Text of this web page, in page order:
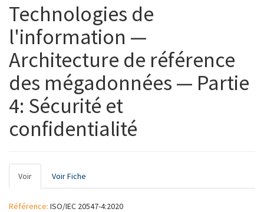
Technologies de
l'information —
Architecture de référence
des mégadonnées — Partie
4: Sécurité et
confidentialité
Onglets
principaux
Voir (onglet
actif)
Voir Fiche
Référence: ISO/IEC 20547-4:2020